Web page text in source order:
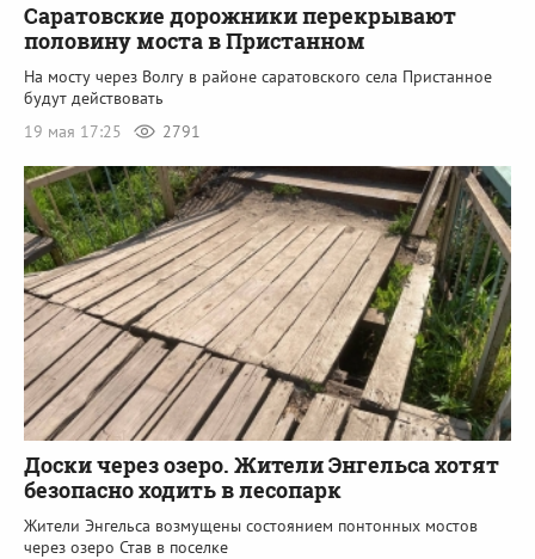
Саратовские дорожники перекрывают
половину моста в Пристанном
На мосту через Волгу в районе саратовского села Пристанное
будут действовать
19 мая 17:25
2791
Доски через озеро. Жители Энгельса хотят
безопасно ходить в лесопарк
Жители Энгельса возмущены состоянием понтонных мостов
через озеро Став в поселке